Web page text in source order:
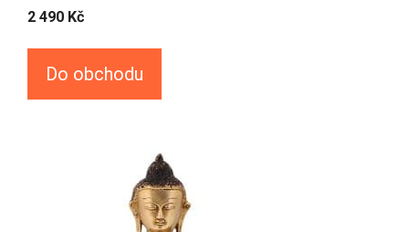
2 490 Kč
Do obchodu